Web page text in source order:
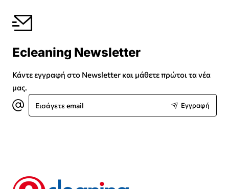
Ecleaning Newsletter
Κάντε εγγραφή στο Newsletter και μάθετε πρώτοι τα νέα
μας.
Εισάγετε
email
Εγγραφή